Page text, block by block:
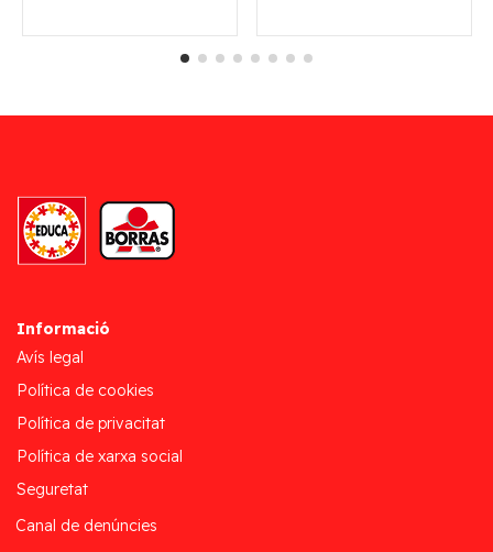
Informació
Avís legal
Política de cookies
Política de privacitat
Política de xarxa social
Seguretat
Canal de denúncies